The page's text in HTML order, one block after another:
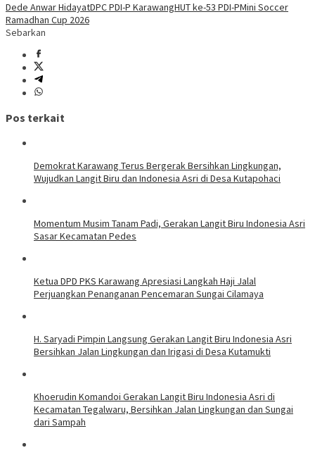
Dede Anwar HidayatDPC PDI-P KarawangHUT ke-53 PDI-PMini Soccer
Ramadhan Cup 2026
Sebarkan
Pos terkait
Demokrat Karawang Terus Bergerak Bersihkan Lingkungan,
Wujudkan Langit Biru dan Indonesia Asri di Desa Kutapohaci
Momentum Musim Tanam Padi, Gerakan Langit Biru Indonesia Asri
Sasar Kecamatan Pedes
Ketua DPD PKS Karawang Apresiasi Langkah Haji Jalal
Perjuangkan Penanganan Pencemaran Sungai Cilamaya
H. Saryadi Pimpin Langsung Gerakan Langit Biru Indonesia Asri
Bersihkan Jalan Lingkungan dan Irigasi di Desa Kutamukti
Khoerudin Komandoi Gerakan Langit Biru Indonesia Asri di
Kecamatan Tegalwaru, Bersihkan Jalan Lingkungan dan Sungai
dari Sampah